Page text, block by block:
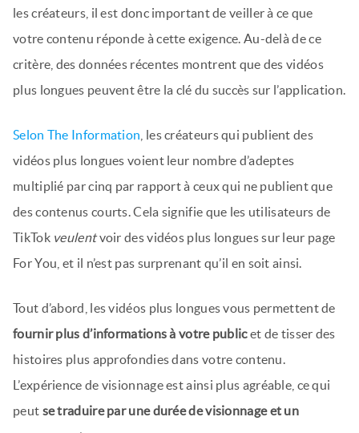
les créateurs, il est donc important de veiller à ce que
votre contenu réponde à cette exigence. Au-delà de ce
critère, des données récentes montrent que des vidéos
plus longues peuvent être la clé du succès sur l’application.
Selon The Information , les créateurs qui publient des
vidéos plus longues voient leur nombre d’adeptes
multiplié par cinq par rapport à ceux qui ne publient que
des contenus courts. Cela signifie que les utilisateurs de
TikTok veulentvoir des vidéos plus longues sur leur page
For You, et il n’est pas surprenant qu’il en soit ainsi.
Tout d’abord, les vidéos plus longues vous permettent de
fournir plus d’informations à votre publicet de tisser des
histoires plus approfondies dans votre contenu.
L’expérience de visionnage est ainsi plus agréable, ce qui
peut se traduire par une durée de visionnage et un